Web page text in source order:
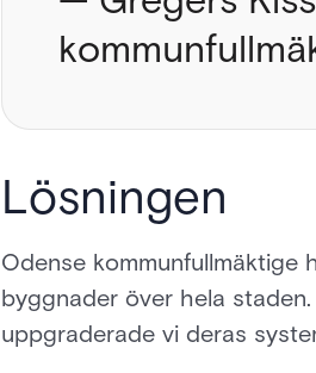
Lösningen
Odense
byggnader över hela
uppgraderade vi deras